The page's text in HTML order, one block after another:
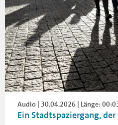
Audio | 30.04.2026 | Länge:
Ein Stadtspaziergang,